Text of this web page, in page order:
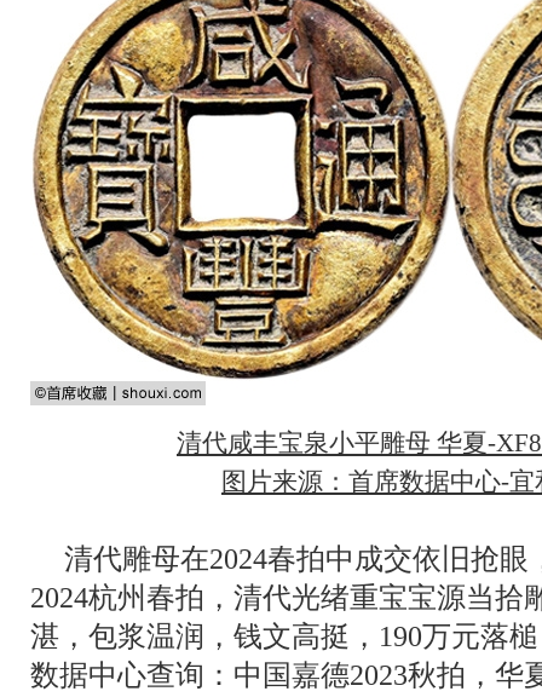
清代咸丰宝泉小平雕母 华夏-
图片来源：首席数据中心-
清代雕母在2024春拍中成交依旧抢
2024杭州春拍，清代光绪重宝宝源当拾
湛，包浆温润，钱文高挺，190万元落
数据中心查询：中国嘉德2023秋拍，华